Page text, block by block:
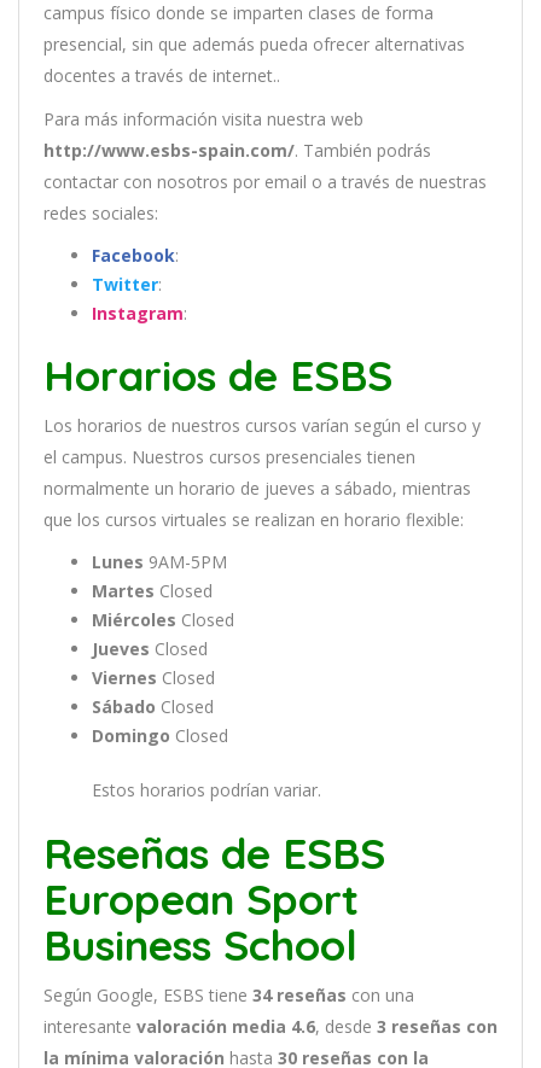
campus físico donde se imparten clases de forma
presencial, sin que además pueda ofrecer alternativas
docentes a través de internet..
Para más información visita nuestra web
http://www.esbs-spain.com/. También podrás
contactar con nosotros por email o a través de nuestras
redes sociales:
Facebook:
Twitter:
Instagram:
Horarios de ESBS
Los horarios de nuestros cursos varían según el curso y
el campus. Nuestros cursos presenciales tienen
normalmente un horario de jueves a sábado, mientras
que los cursos virtuales se realizan en horario flexible:
Lunes 9AM-5PM
Martes Closed
Miércoles Closed
Jueves Closed
Viernes Closed
Sábado Closed
Domingo Closed
Estos horarios podrían variar.
Reseñas de ESBS
European Sport
Business School
Según Google, ESBS tiene 34 reseñas con una
interesante valoración media 4.6, desde 3 reseñas con
la mínima valoración hasta 30 reseñas con la